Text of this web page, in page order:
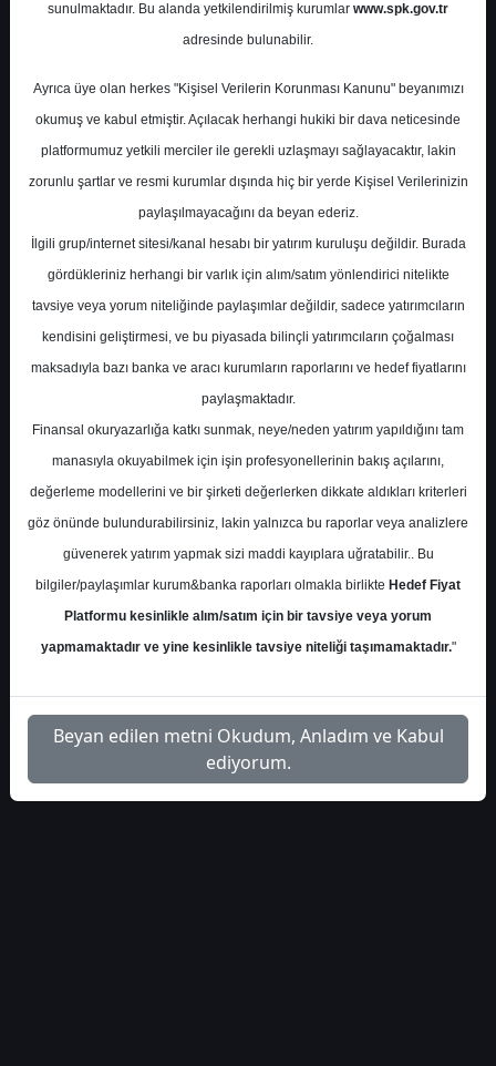
Ahlatcı Yatırım 24 Kasım 2023
1 Ahlatcı - Faiz Kararı
İlgili Dosyayı
İndir
2
Kararı
İndir
sunulmaktadır. Bu alanda yetkilendirilmiş kurumlar www.spk.gov.tr
adresinde bulunabilir.
Ayrıca üye olan herkes "Kişisel Verilerin Korunması Kanunu" beyanımızı
okumuş ve kabul etmiştir. Açılacak herhangi hukiki bir dava neticesinde
platformumuz yetkili merciler ile gerekli uzlaşmayı sağlayacaktır, lakin
zorunlu şartlar ve resmi kurumlar dışında hiç bir yerde Kişisel Verilerinizin
paylaşılmayacağını da beyan ederiz.
İlgili grup/internet sitesi/kanal hesabı bir yatırım kuruluşu değildir. Burada
gördükleriniz herhangi bir varlık için alım/satım yönlendirici nitelikte
tavsiye veya yorum niteliğinde paylaşımlar değildir, sadece yatırımcıların
kendisini geliştirmesi, ve bu piyasada bilinçli yatırımcıların çoğalması
maksadıyla bazı banka ve aracı kurumların raporlarını ve hedef fiyatlarını
paylaşmaktadır.
Finansal okuryazarlığa katkı sunmak, neye/neden yatırım yapıldığını tam
manasıyla okuyabilmek için işin profesyonellerinin bakış açılarını,
değerleme modellerini ve bir şirketi değerlerken dikkate aldıkları kriterleri
göz önünde bulundurabilirsiniz, lakin yalnızca bu raporlar veya analizlere
güvenerek yatırım yapmak sizi maddi kayıplara uğratabilir.. Bu
bilgiler/paylaşımlar kurum&banka raporları olmakla birlikte Hedef Fiyat
Platformu kesinlikle alım/satım için bir tavsiye veya yorum
yapmamaktadır ve yine kesinlikle tavsiye niteliği taşımamaktadır."
Beyan edilen metni Okudum, Anladım ve Kabul
ediyorum.